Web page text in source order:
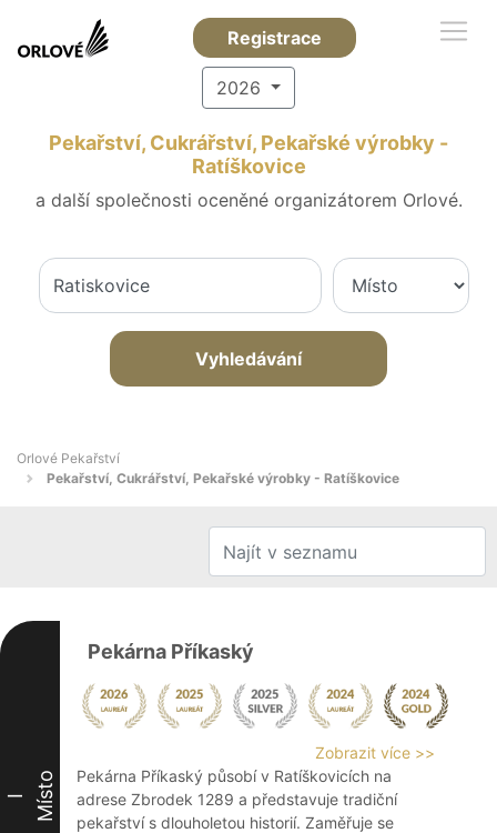
Registrace
2026
Pekařství, Cukrářství, Pekařské výrobky -
Ratíškovice
a další společnosti oceněné organizátorem Orlové.
Vyhledávání
Orlové Pekařství
Pekařství, Cukrářství, Pekařské výrobky - Ratíškovice
I Místo
Pekárna Příkaský
Zobrazit více >>
Pekárna Příkaský působí v Ratíškovicích na
adrese Zbrodek 1289 a představuje tradiční
pekařství s dlouholetou historií. Zaměřuje se